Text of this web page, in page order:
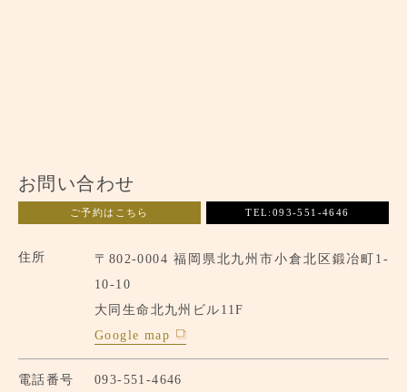
お問い合わせ
ご予約はこちら TEL:093-551-4646
住所
〒802-0004 福岡県北九州市小倉北区鍛冶町1-
10-10
大同生命北九州ビル11F
Google map
電話番号 093-551-4646